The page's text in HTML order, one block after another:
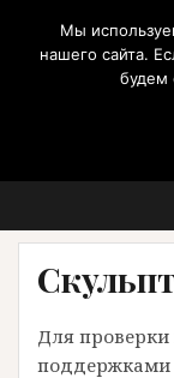
содержимому
на
Для
поддержками
Мы
нашего сайта.
будем